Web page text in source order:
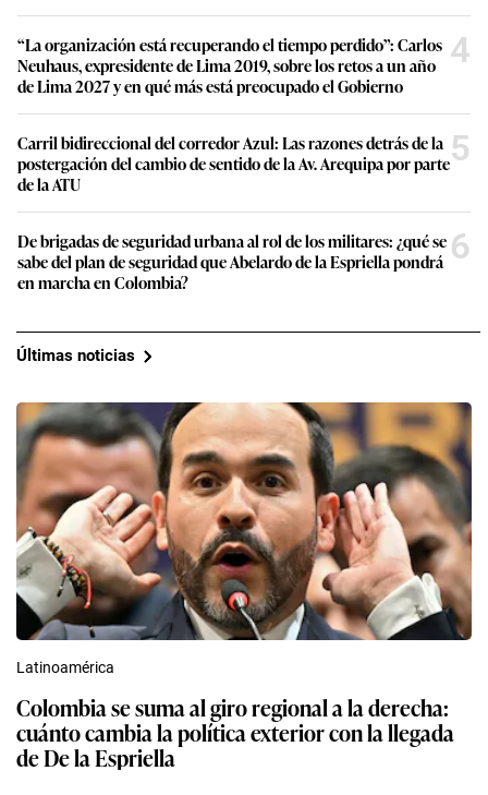
“La organización está recuperando el tiempo perdido”: Carlos
Neuhaus, expresidente de Lima 2019, sobre los retos a un año
de Lima 2027 y en qué más está preocupado el Gobierno
4
Carril bidireccional del corredor Azul: Las razones detrás de la
postergación del cambio de sentido de la Av. Arequipa por parte
de la ATU
5
De brigadas de seguridad urbana al rol de los militares: ¿qué se
sabe del plan de seguridad que Abelardo de la Espriella pondrá
en marcha en Colombia?
6
Últimas noticias
Latinoamérica
Colombia se suma al giro regional a la derecha:
cuánto cambia la política exterior con la llegada
de De la Espriella